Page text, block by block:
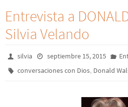
Entrevista a
Silvia Velando
silvia septiembre 15, 2015
conversaciones con Dios, Donald